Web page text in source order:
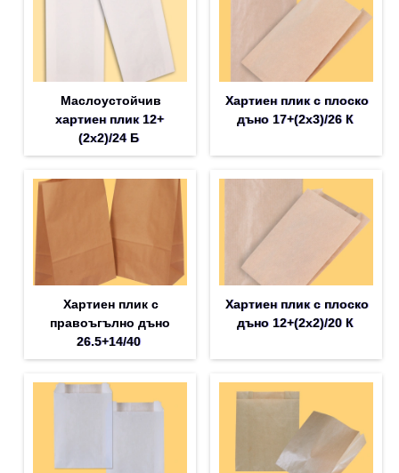
Маслоустойчив
хартиен плик 12+
(2х2)/24 Б
Хартиен плик с плоско
дъно 17+(2х3)/26 К
Хартиен плик с
правоъгълно дъно
26.5+14/40
Хартиен плик с плоско
дъно 12+(2х2)/20 К